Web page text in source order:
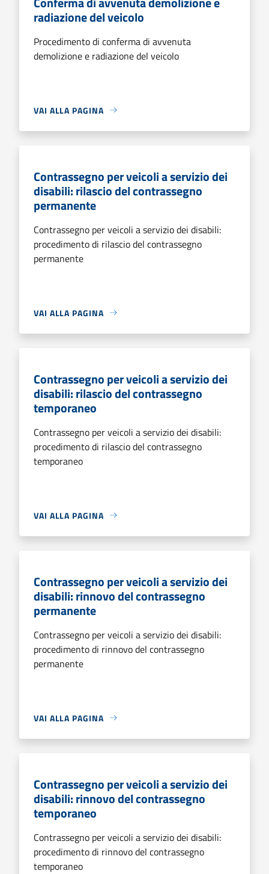
radiazione del veicolo
Procedimento di conferma di avvenuta
demolizione e radiazione del veicolo
VAI ALLA PAGINA
Contrassegno per veicoli a servizio dei
disabili: rilascio del contrassegno
permanente
Contrassegno per veicoli a servizio dei disabili:
procedimento di rilascio del contrassegno
permanente
VAI ALLA PAGINA
Contrassegno per veicoli a servizio dei
disabili: rilascio del contrassegno
temporaneo
Contrassegno per veicoli a servizio dei disabili:
procedimento di rilascio del contrassegno
temporaneo
VAI ALLA PAGINA
Contrassegno per veicoli a servizio dei
disabili: rinnovo del contrassegno
permanente
Contrassegno per veicoli a servizio dei disabili:
procedimento di rinnovo del contrassegno
permanente
VAI ALLA PAGINA
Contrassegno per veicoli a servizio dei
disabili: rinnovo del contrassegno
temporaneo
Contrassegno per veicoli a servizio dei disabili:
procedimento di rinnovo del contrassegno
temporaneo